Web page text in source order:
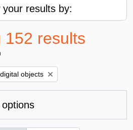
your results by:
152 results
filter:objects